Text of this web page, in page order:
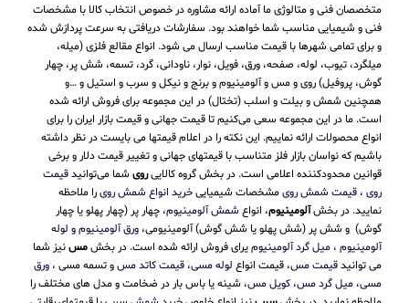
متخصصان فنی و متالوژی ما آماده ارائه مشاوره در خصوص انتخاب کالا با مشخصات
فنی و شیمیایی مناسب شما خواهند بود. سفارشات دریافتی به سرعت پردازش شده
و برای تمامی شهرها با قیمت مناسب ارسال می شود. انواع مقالع فلزی (میله،
میلگرد، تیوب، لوله، صفحه، ورق، فویل، نوار، ناودانی، گرد، تسمه، شش پر، چهار
گوش، پروفیل) روی و مس و آلومینیوم و برنج و نیکل و سرب و استیل و …و
همچنین شمش و بیلت و اسلب (تختال) در این مجموعه برای فروش ارائه شده
است. ما در این مجموعه سعی می‌کنیم تا قیمت جهانی و قیمت بازار ایران را برای
انواع محصولات ارائه نماییم. این نکته را در اعلام قیمتها می بایست در نظر داشته
باشیم که نواسان بازار فلز متناسب با قیمتهای جهانی و تغییر قیمت دلار و برخی
قوانین محدودکننده اعلامی است. در بخش گروه کالاییروی شما می‌توانیدقیمت
روی ، قیمت شمش رویمشخصات شیمیاییخرید انواع شمش رویرا ملاحظه
نمایید. در بخشآلومینیوم، انواع شمش آلومینیوم، چهار پر (چهار پهلو یا چهار
گوش) و شش پر (شش پهلو یا شش گوش) آلومینیومی، ورق آلومینیومو لوله
آلومینیوم ، میل گرد آلومینیومیرای فروش ارائه شده است. در بخشمسنیز شما
می توانیدقیمت مس، قیمت انواع لوله مسی، قیمت کاتد مسو تسمه مسی ، ورق
مسی، میل گرد مس، کویل مس، شینه یا باس بار در ضخامت و مدل های مختلف را